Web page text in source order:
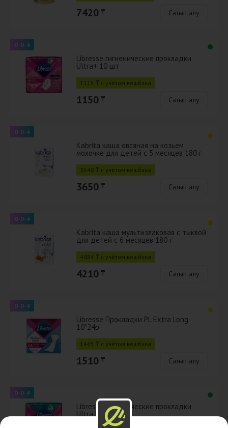
7420 ₸ Сатып алу
0-0-4
Libresse гигиенические прокладки
Ultra+ 10 шт
1115 ₸ с учётом кешбэка
1150 ₸ Сатып алу
0-0-4
Kabrita каша овсяная на козьем
молочке для детей с 5 месяцев 180 г
3540 ₸ с учётом кешбэка
3650 ₸ Сатып алу
0-0-4
Kabrita каша мультизлаковая с тыквой
для детей с 6 месяцев 180 г
4084 ₸ с учётом кешбэка
4210 ₸ Сатып алу
0-0-4
Libresse Прокладки PL Extra Long
10*24p
1465 ₸ с учётом кешбэка
1510 ₸ Сатып алу
0-0-4
Libresse гигиенические прокладки
Ultra Long+ 8 шт